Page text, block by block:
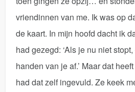
vriendinnen van me. Ik was op
de kaart. In mijn hoofd dacht ik
had gezegd: ‘Als je nu niet stopt,
handen van je af.’ Maar dat
had dat zelf ingevuld. Ze keek